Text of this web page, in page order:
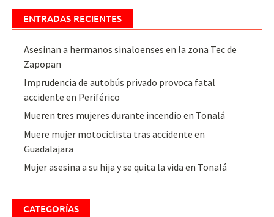
ENTRADAS RECIENTES
Asesinan a hermanos sinaloenses en la zona Tec de
Zapopan
Imprudencia de autobús privado provoca fatal
accidente en Periférico
Mueren tres mujeres durante incendio en Tonalá
Muere mujer motociclista tras accidente en
Guadalajara
Mujer asesina a su hija y se quita la vida en Tonalá
CATEGORÍAS